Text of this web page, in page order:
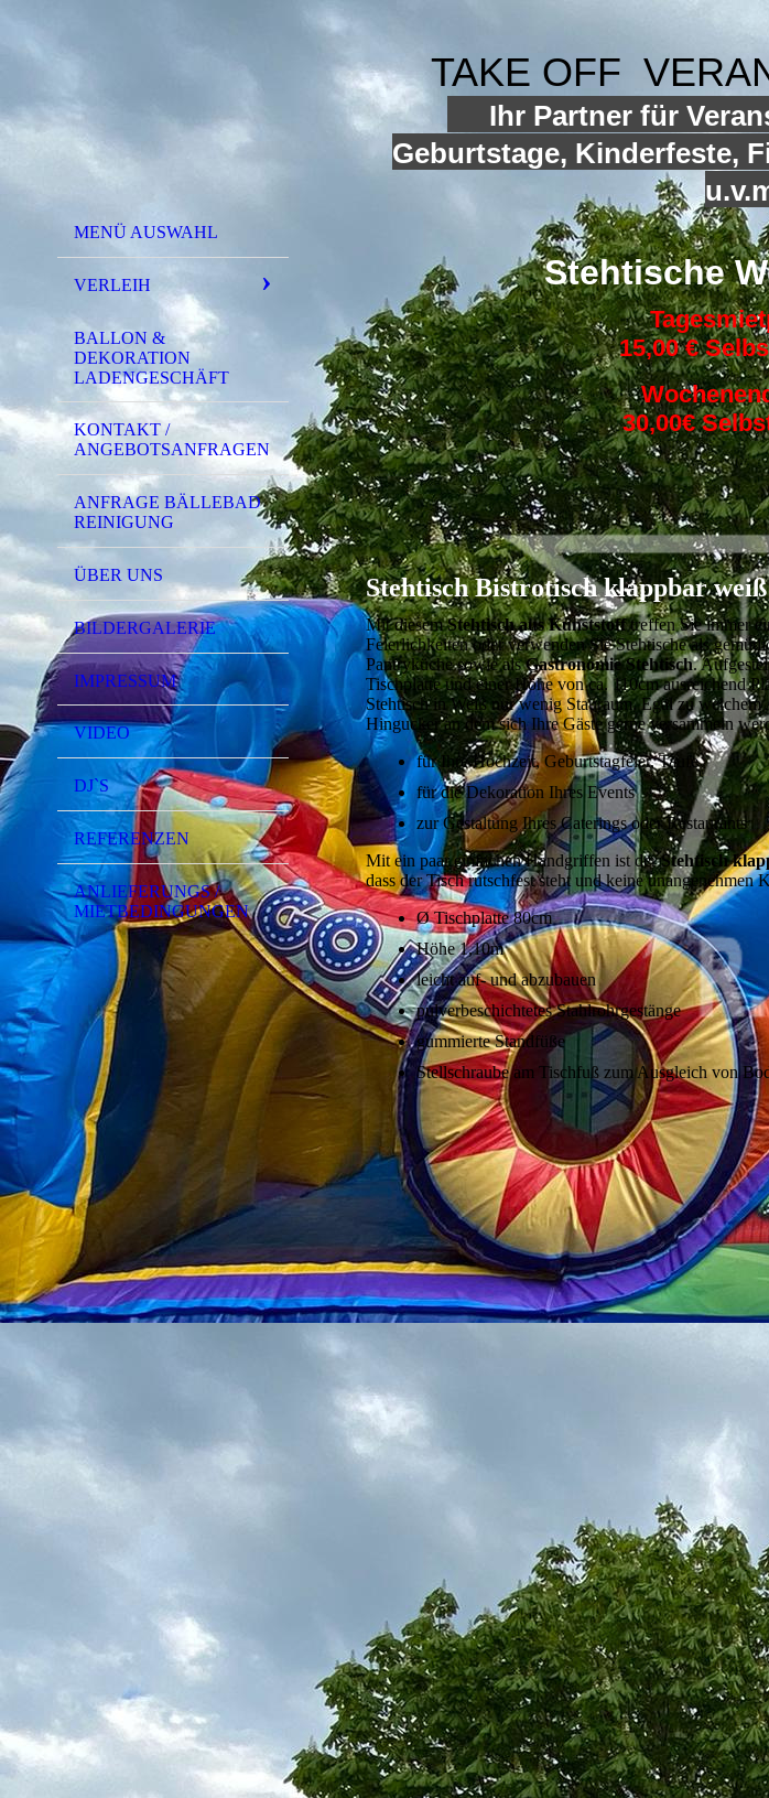
MENÜ AUSWAHL
VERLEIH
BALLON &
DEKORATION
LADENGESCHÄFT
KONTAKT /
ANGEBOTSANFRAGEN
ANFRAGE BÄLLEBAD
REINIGUNG
ÜBER UNS
BILDERGALERIE
IMPRESSUM
VIDEO
DJ`S
REFERENZEN
ANLIEFERUNGS /
MIETBEDINGUNGEN
TAKE OFF
Ihr Partner für
Geburtstage, Kinderfeste,
Stehtische
15,00 €
30,00€
Stehtisch Bistrotisch klappbar
Mit diesemStehtisch aus Kunststofftreffen Sie immer
Feierlichkeiten oder verwenden Sie Stehtische als
Pantryküche sowie alsGastronomie Stehtisch.
Tischplatte und einer Höhe von ca. 110cm ausreichend
Stehtisch in Weiß nur wenig Stauraum. Egal zu
Hingucker an dem sich Ihre Gäste gerne versammeln
für Ihre Hochzeit, Geburtstagfeier, Taufe
für die Dekoration Ihres Events
zur Gestaltung Ihres Caterings oder Restaurants
Mit ein paar einfachen Handgriffen ist derStehtisch
dass der Tisch rutschfest steht und keine unangenehmen
Ø Tischplatte 80cm
Höhe 1,10m
leicht auf- und abzubauen
pulverbeschichtetes Stahlrohrgestänge
gummierte Standfüße
Stellschraube am Tischfuß zum Ausgleich von